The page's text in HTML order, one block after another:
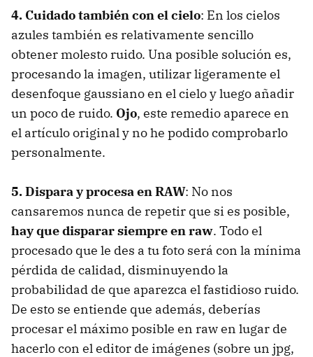
4. Cuidado también con el cielo: En los cielos
azules también es relativamente sencillo
obtener molesto ruido. Una posible solución es,
procesando la imagen, utilizar ligeramente el
desenfoque gaussiano en el cielo y luego añadir
un poco de ruido. Ojo, este remedio aparece en
el artículo original y no he podido comprobarlo
personalmente.
5. Dispara y procesa en RAW: No nos
cansaremos nunca de repetir que si es posible,
hay que disparar siempre en raw. Todo el
procesado que le des a tu foto será con la mínima
pérdida de calidad, disminuyendo la
probabilidad de que aparezca el fastidioso ruido.
De esto se entiende que además, deberías
procesar el máximo posible en raw en lugar de
hacerlo con el editor de imágenes (sobre un jpg,